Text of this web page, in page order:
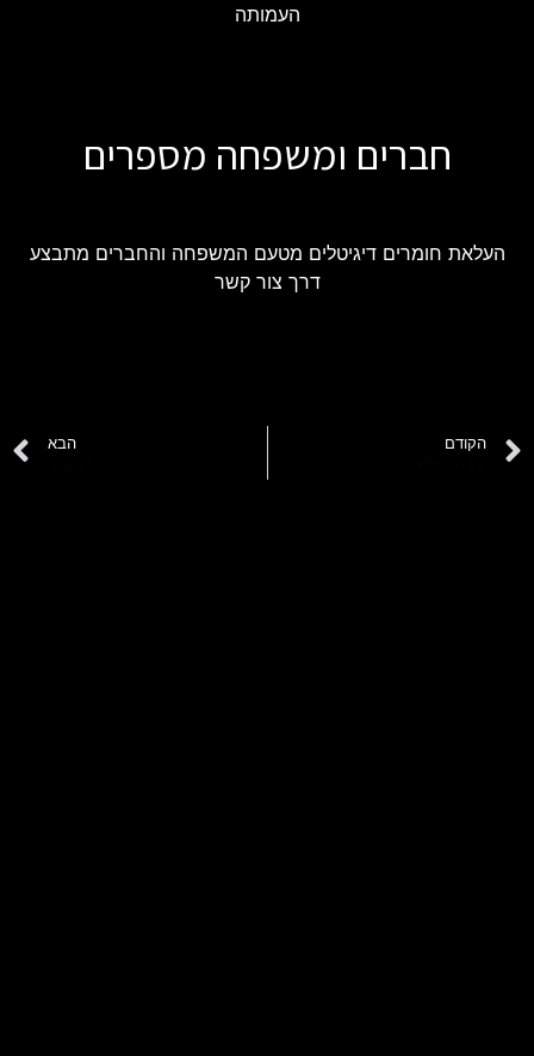
העמותה
חברים ומשפחה מספרים
העלאת חומרים דיגיטלים מטעם המשפחה והחברים מתבצע
דרך צור קשר
הקודם הבא